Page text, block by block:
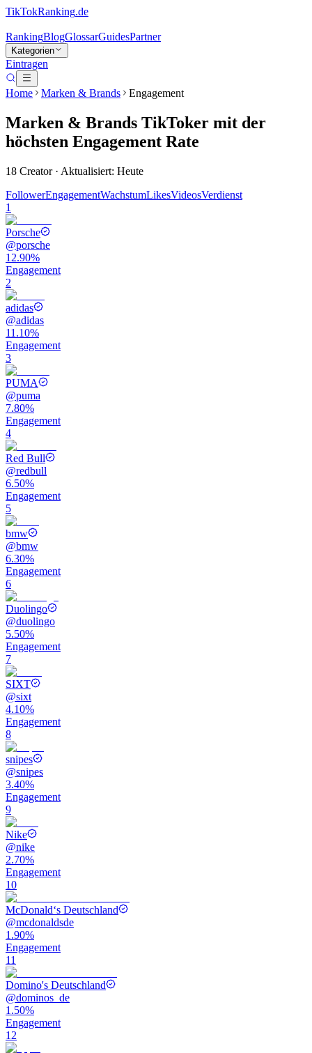
TikTokRanking.de
RankingBlogGlossarGuidesPartner
Kategorien
Eintragen
Home Marken & Brands Engagement
Marken & Brands TikToker mit der
höchsten Engagement Rate
18 Creator · Aktualisiert: Heute
FollowerEngagementWachstumLikesVideosVerdienst
1
Porsche
@porsche
12.90%
Engagement
2
adidas
@adidas
11.10%
Engagement
3
PUMA
@puma
7.80%
Engagement
4
Red Bull
@redbull
6.50%
Engagement
5
bmw
@bmw
6.30%
Engagement
6
Duolingo
@duolingo
5.50%
Engagement
7
SIXT
@sixt
4.10%
Engagement
8
snipes
@snipes
3.40%
Engagement
9
Nike
@nike
2.70%
Engagement
10
McDonald‘s Deutschland
@mcdonaldsde
1.90%
Engagement
11
Domino's Deutschland
@dominos_de
1.50%
Engagement
12